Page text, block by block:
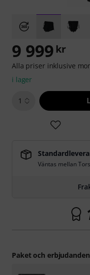
9 999 kr
Alla priser inklusive
i lager
1
Väntas mellan
Paket och erbjudanden